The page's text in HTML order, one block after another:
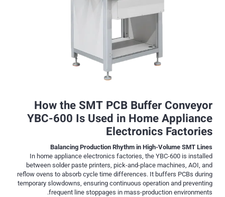
How the SMT PCB Buffer Conveyor
YBC-600 Is Used in Home Appliance
Electronics Factories
Balancing Production Rhythm in High-Volume SMT Lines
In home appliance electronics factories, the YBC-600 is installed
between solder paste printers, pick-and-place machines, AOI, and
reflow ovens to absorb cycle time differences. It buffers PCBs during
temporary slowdowns, ensuring continuous operation and preventing
frequent line stoppages in mass-production environments.